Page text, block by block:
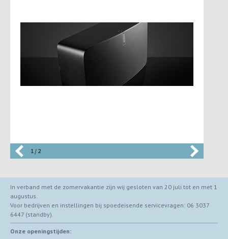
1 / 2
In verband met de zomervakantie zijn wij gesloten van 20 juli tot en met 1
augustus.
Voor bedrijven en instellingen bij spoedeisende servicevragen: 06 3037
6447 (standby).
Onze openingstijden: